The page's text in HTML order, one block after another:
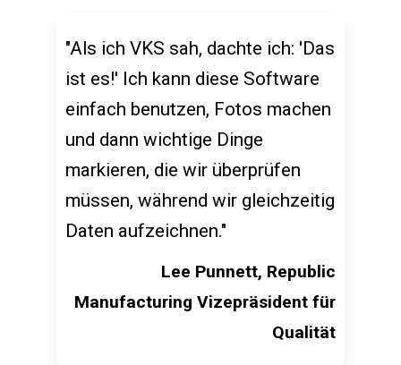
"Als ich VKS sah, dachte ich: 'Das
ist es!' Ich kann diese Software
einfach benutzen, Fotos machen
und dann wichtige Dinge
markieren, die wir überprüfen
müssen, während wir gleichzeitig
Daten aufzeichnen."
Lee Punnett, Republic
Manufacturing Vizepräsident für
Qualität